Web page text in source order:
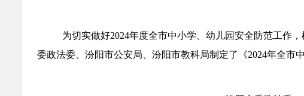
为切实做好2024年度全市中小学、幼儿园安全防范工作
委政法委、汾阳市公安局、汾阳市教科局制定了《2024年全市